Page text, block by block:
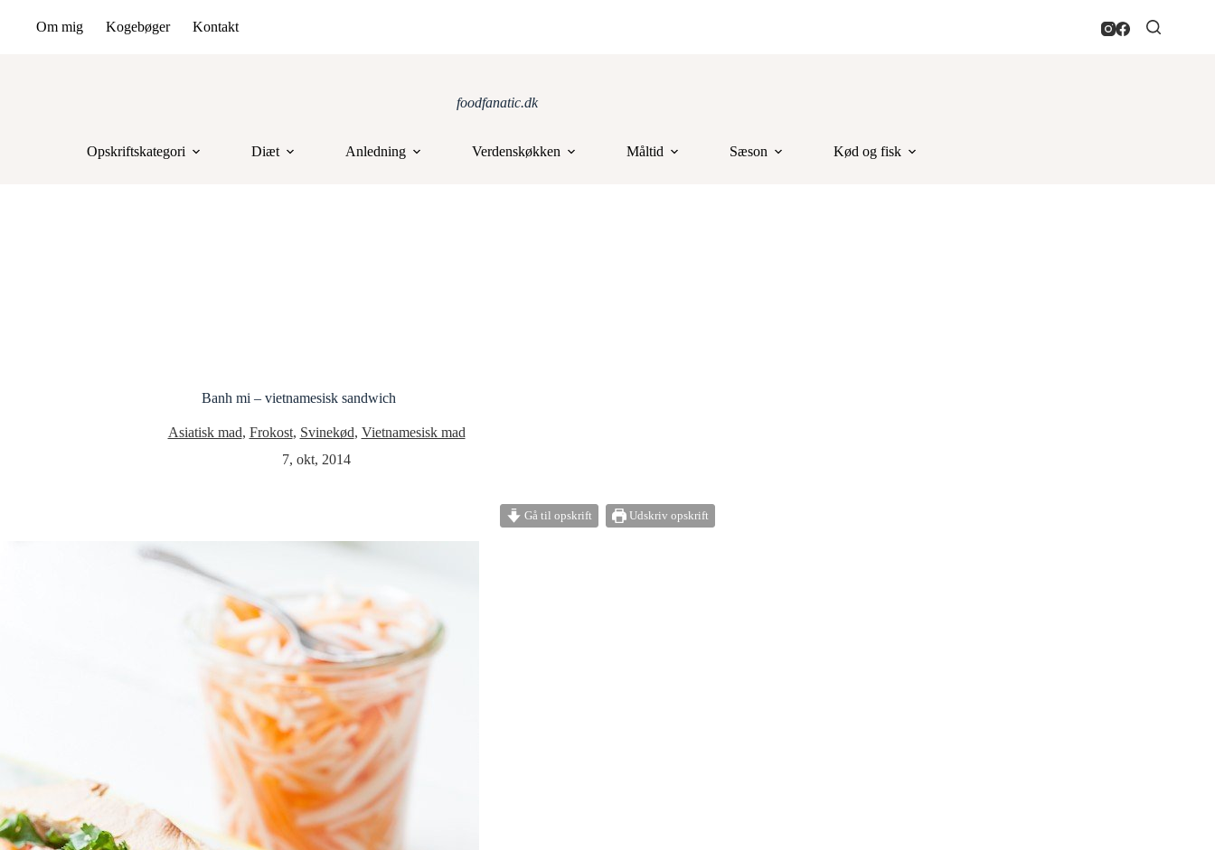
Om mig Kogebøger Kontakt
foodfanatic.dk
Opskriftskategori Diæt Anledning Verdenskøkken Måltid Sæson Kød og fisk
Banh mi – vietnamesisk sandwich
Asiatisk mad, Frokost, Svinekød, Vietnamesisk mad
7, okt, 2014
Gå til opskrift Udskriv opskrift